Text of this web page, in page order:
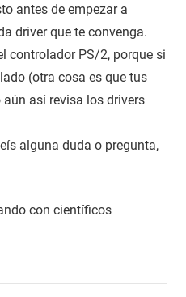
antes de empezar a
driver que te convenga.
controlador PS/2, porque si
(otra cosa es que tus
así revisa los drivers
alguna duda o pregunta,
con científicos